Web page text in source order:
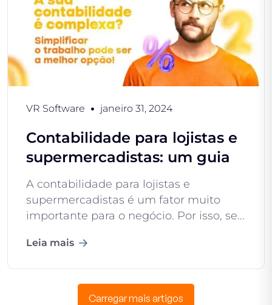
VR Software janeiro 31, 2024
Contabilidade para lojistas e
supermercadistas: um guia
A contabilidade para lojistas e
supermercadistas é um fator muito
importante para o negócio. Por isso, se...
Leia mais
Carregar mais artigos